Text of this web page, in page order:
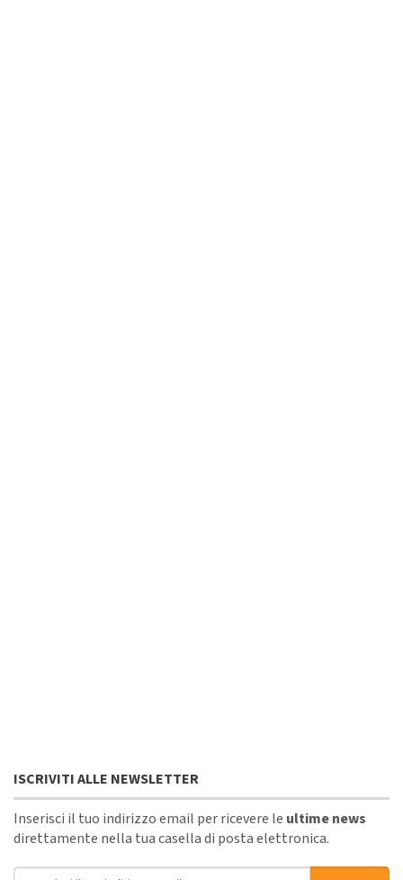
ISCRIVITI ALLE NEWSLETTER
Inserisci il tuo indirizzo email per ricevere le ultime news
direttamente nella tua casella di posta elettronica.
Indirizzo email